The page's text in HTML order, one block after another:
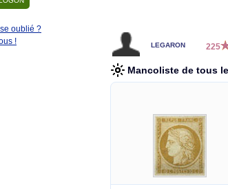
oublié ?
!
legaron 225
Mancoliste de tous